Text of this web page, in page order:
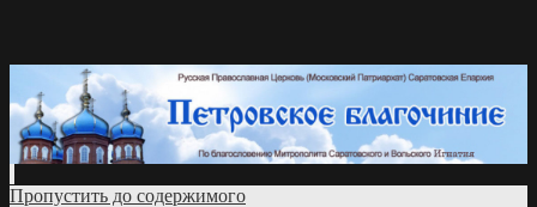
Пропустить до содержимого